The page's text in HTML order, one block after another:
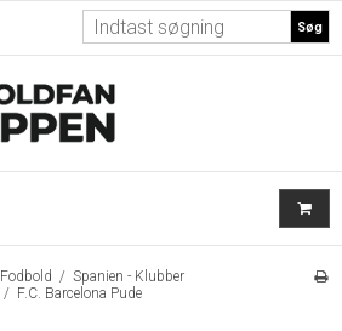
Søg
Fodbold / Spanien - Klubber
/ F.C. Barcelona Pude